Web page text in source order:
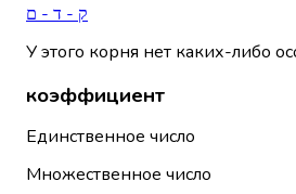
ק - ד - ם
У этого корня нет каких-либо
коэффициент
Единственное число
Множественное число